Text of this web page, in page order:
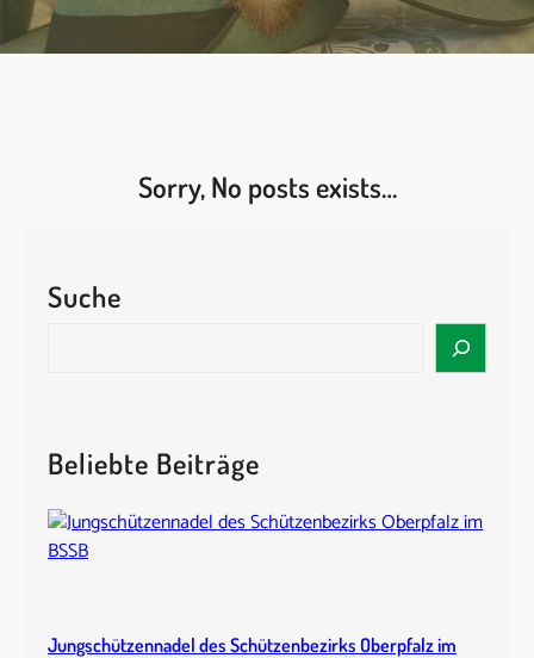
Sorry, No posts exists…
Suche
c
h
Beliebte Beiträge
Jungschützennadel des Schützenbezirks Oberpfalz im